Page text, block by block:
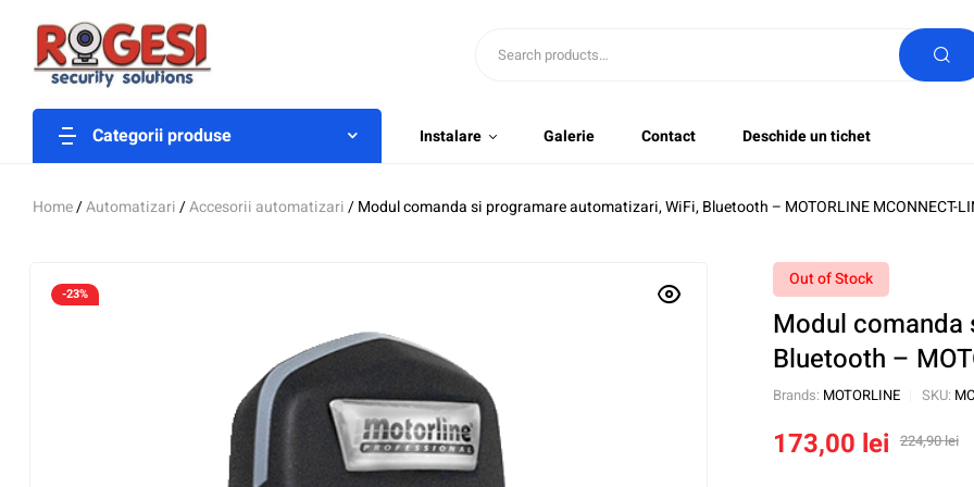
Categorii produse Instalare Galerie Contact Deschide un tichet
Home/Automatizari/Accesorii automatizari/ Modul comanda si programare automatizari, WiFi, Bluetooth – MOTORLINE MCONNECT-
-23%
Out of Stock
Modul comanda
Bluetooth –
Brands: MOTORLINE SKU:
224,90lei
173,00 lei